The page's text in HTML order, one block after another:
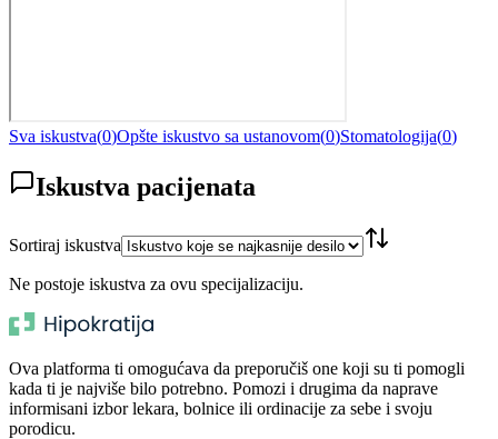
Sva iskustva(0)Opšte iskustvo sa ustanovom(0)Stomatologija(0)
Iskustva pacijenata
Sortiraj iskustva
Ne postoje iskustva za ovu specijalizaciju.
Ova platforma ti omogućava da preporučiš one koji su ti pomogli
kada ti je najviše bilo potrebno. Pomozi i drugima da naprave
informisani izbor lekara, bolnice ili ordinacije za sebe i svoju
porodicu.